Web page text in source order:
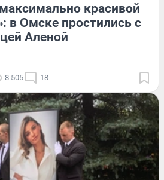
красивой
в Омске простились с
Аленой
8 505 18